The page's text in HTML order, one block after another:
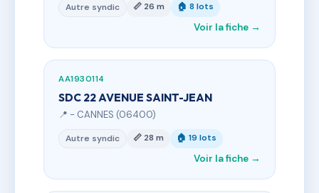
Autre syndic 📏 26 m 🏠 8 lots
Voir la fiche →
AA1930114
SDC 22 AVENUE SAINT-JEAN
📍 - CANNES (06400)
Autre syndic 📏 28 m 🏠 19 lots
Voir la fiche →